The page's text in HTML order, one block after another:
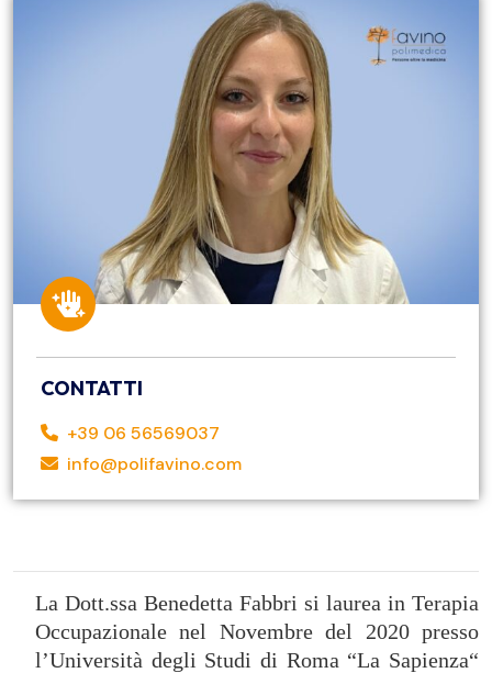
CONTATTI
+39 06 56569037
info@polifavino.com
La Dott.ssa Benedetta Fabbri si laurea in Terapia
Occupazionale nel Novembre del 2020 presso
l’Università degli Studi di Roma “La Sapienza“